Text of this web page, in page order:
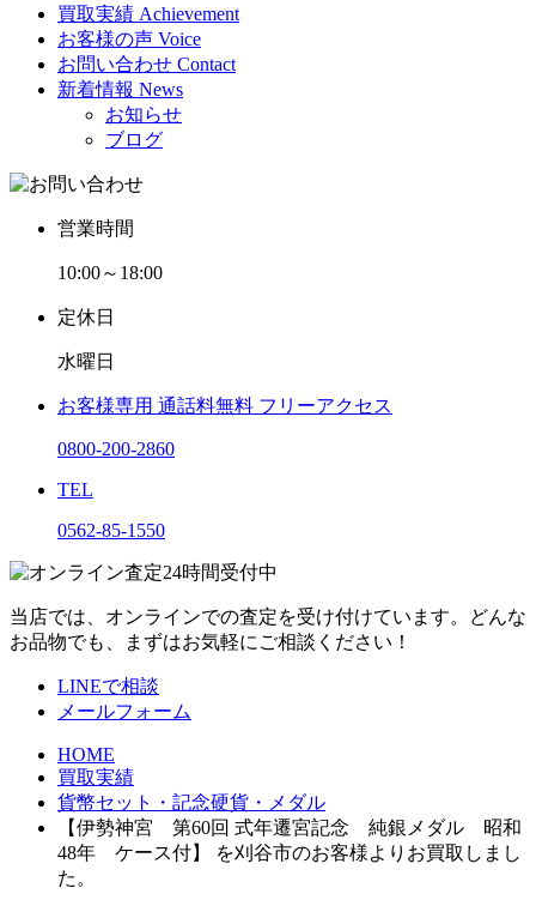
買取実績 Achievement
お客様の声 Voice
お問い合わせ Contact
新着情報 News
お知らせ
ブログ
営業時間
10:00～18:00
定休日
水曜日
お客様専用 通話料無料 フリーアクセス
0800-200-2860
TEL
0562-85-1550
当店では、オンラインでの査定を受け付けています。どんな
お品物でも、まずはお気軽にご相談ください！
LINEで相談
メールフォーム
HOME
買取実績
貨幣セット・記念硬貨・メダル
【伊勢神宮 第60回 式年遷宮記念 純銀メダル 昭和
48年 ケース付】 を刈谷市のお客様よりお買取しまし
た。